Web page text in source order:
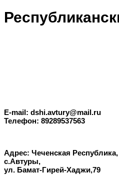
E-mail: dshi.avtury@mail.ru
Телефон: 89289537563
Адрес: Чеченская
с.Автуры,
ул. Бамат-Гирей-Хаджи,79